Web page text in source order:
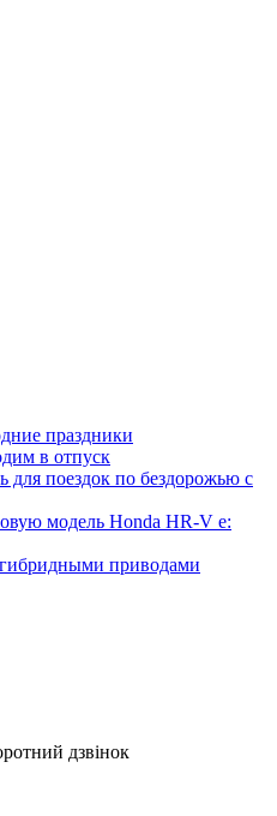
праздники
в отпуск
для поездок по бездорожью с
модель Honda HR-V e:
приводами
дзвінок